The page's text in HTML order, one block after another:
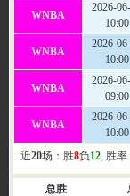
WNBA
2026-
10:00
WNBA
2026-
10:00
WNBA
2026-
09:00
WNBA
2026-
10:00
近20场：胜8负12, 胜率
总胜